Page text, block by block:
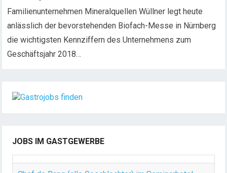
Familienunternehmen Mineralquellen Wüllner legt heute
anlässlich der bevorstehenden Biofach-Messe in Nürnberg
die wichtigsten Kennziffern des Unternehmens zum
Geschäftsjahr 2018…
JOBS IM GASTGEWERBE
Chef de Rang (alle Geschlechter) im Seminarhotel